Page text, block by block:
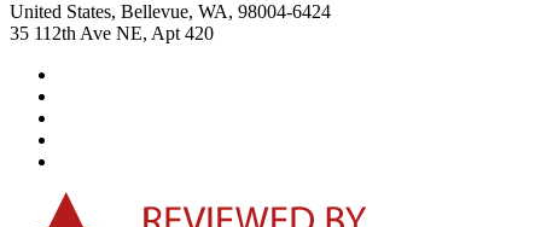
United States, Bellevue, WA, 98004-6424
35 112th Ave NE, Apt 420